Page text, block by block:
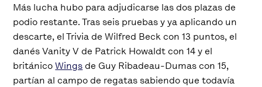
Más lucha hubo para adjudicarse las dos plazas de
podio restante. Tras seis pruebas y ya aplicando un
descarte, el Trivia de Wilfred Beck con 13 puntos, el
danés Vanity V de Patrick Howaldt con 14 y el
británicoWings de Guy Ribadeau-Dumas con 15,
partían al campo de regatas sabiendo que todavía